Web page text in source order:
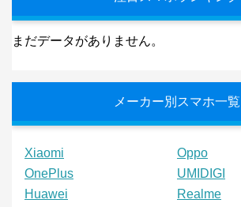
まだデータがありません。
メーカー別スマホ一覧
Xiaomi
Oppo
OnePlus
UMIDIGI
Huawei
Realme